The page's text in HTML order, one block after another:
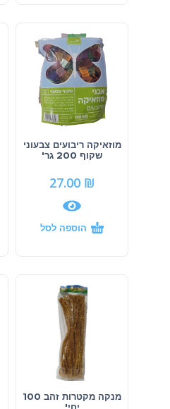
מוזאיקה ריבועים צבעוני
שקוף 200 גר'
27.00 ₪
הוספה לסל
מנקה מקטרות זהב 100